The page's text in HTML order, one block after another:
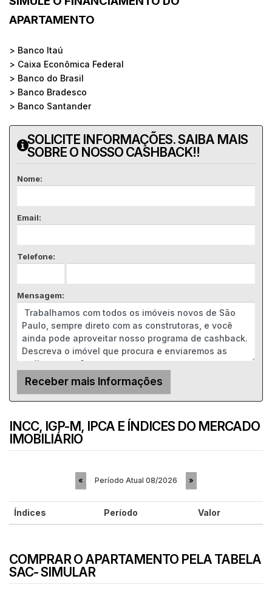
APARTAMENTO
> Banco Itaú
> Caixa Econômica Federal
> Banco do Brasil
> Banco Bradesco
> Banco Santander
SOLICITE INFORMAÇÕES. SAIBA MAIS
SOBRE O NOSSO CASHBACK!!
Nome:
Email:
Telefone:
Mensagem:
INCC, IGP-M, IPCA E ÍNDICES DO MERCADO
IMOBILIÁRIO
« Período Atual 08/2026 »
Índices Período Valor
COMPRAR O APARTAMENTO PELA TABELA
SAC- SIMULAR